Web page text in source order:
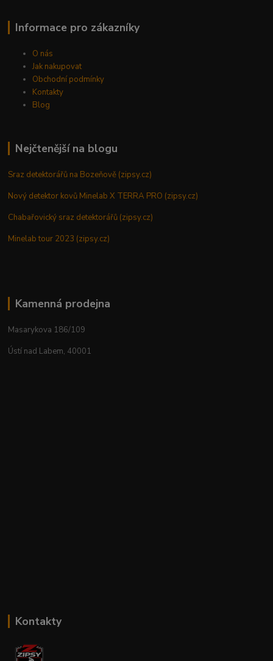
Informace pro zákazníky
O nás
Jak nakupovat
Obchodní podmínky
Kontakty
Blog
Nejčtenější na blogu
Sraz detektorářů na Bozeňově (zipsy.cz)
Nový detektor kovů Minelab X TERRA PRO (zipsy.cz)
Chabařovický sraz detektorářů (zipsy.cz)
Minelab tour 2023 (zipsy.cz)
Kamenná prodejna
Masarykova 186/109
Ústí nad Labem, 40001
Kontakty